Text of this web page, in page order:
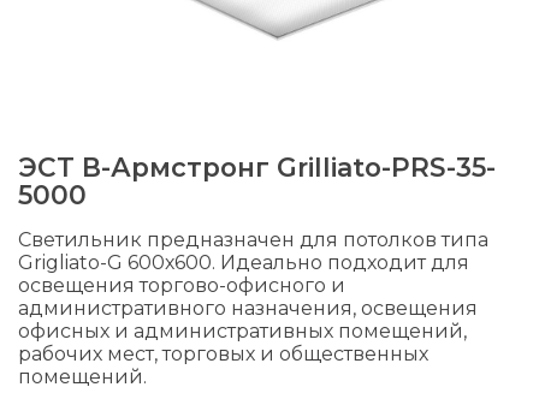
ЭСТ В-Армстронг Grilliato-PRS-35-
5000
Светильник предназначен для потолков типа
Grigliato-G 600х600. Идеально подходит для
освещения торгово-офисного и
административного назначения, освещения
офисных и административных помещений,
рабочих мест, торговых и общественных
помещений.